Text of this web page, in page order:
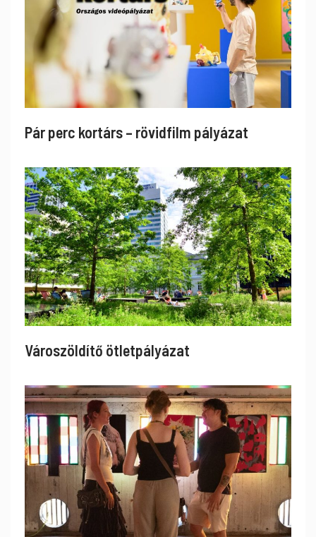
Pár perc kortárs – rövidfilm pályázat
Városzöldítő ötletpályázat